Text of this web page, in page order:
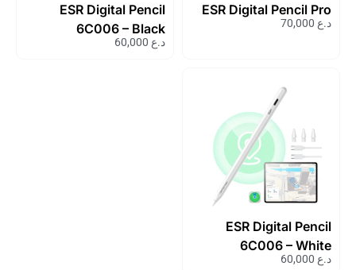
ESR Digital Pencil Pro
د.ع
ESR Digital Pencil
6C006 – Black
د.ع
ESR Digital Pencil
6C006 – White
د.ع